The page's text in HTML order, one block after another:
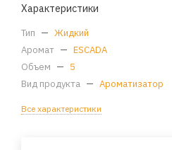
Характеристики
Тип — Жидкий
Аромат — ESCADA
Объем — 5
Вид продукта — Ароматизатор
Все характеристики